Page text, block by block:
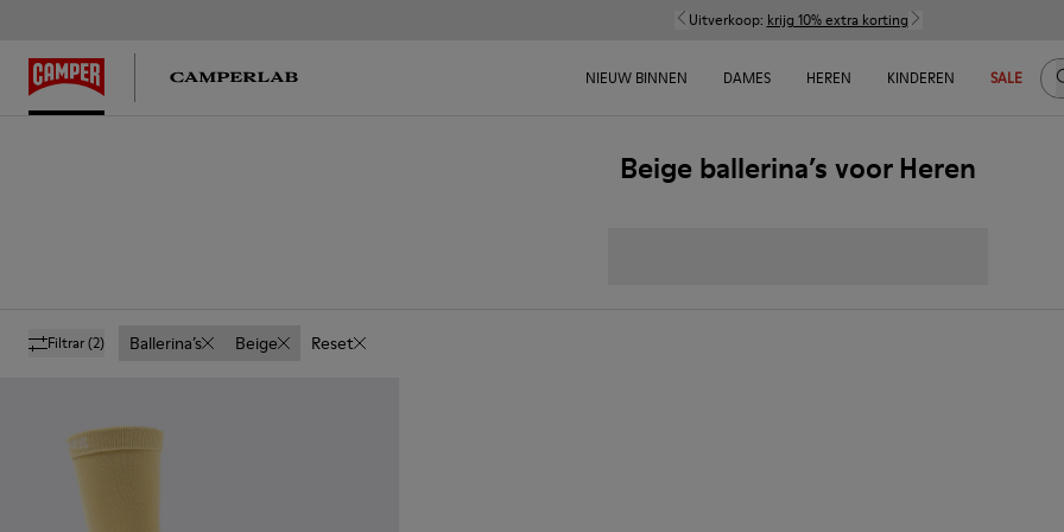
Uitverkoop: krijg 10% extra korting
NIEUW BINNEN DAMES HEREN KINDEREN SALE
Beige ballerina’s voor Heren
Filtrar(2) Ballerina’s Beige Reset